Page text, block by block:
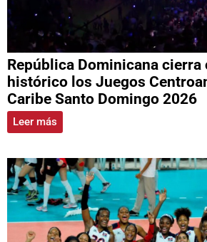
República Dominicana cierra
histórico los Juegos
Caribe Santo Domingo 2026
Leer más